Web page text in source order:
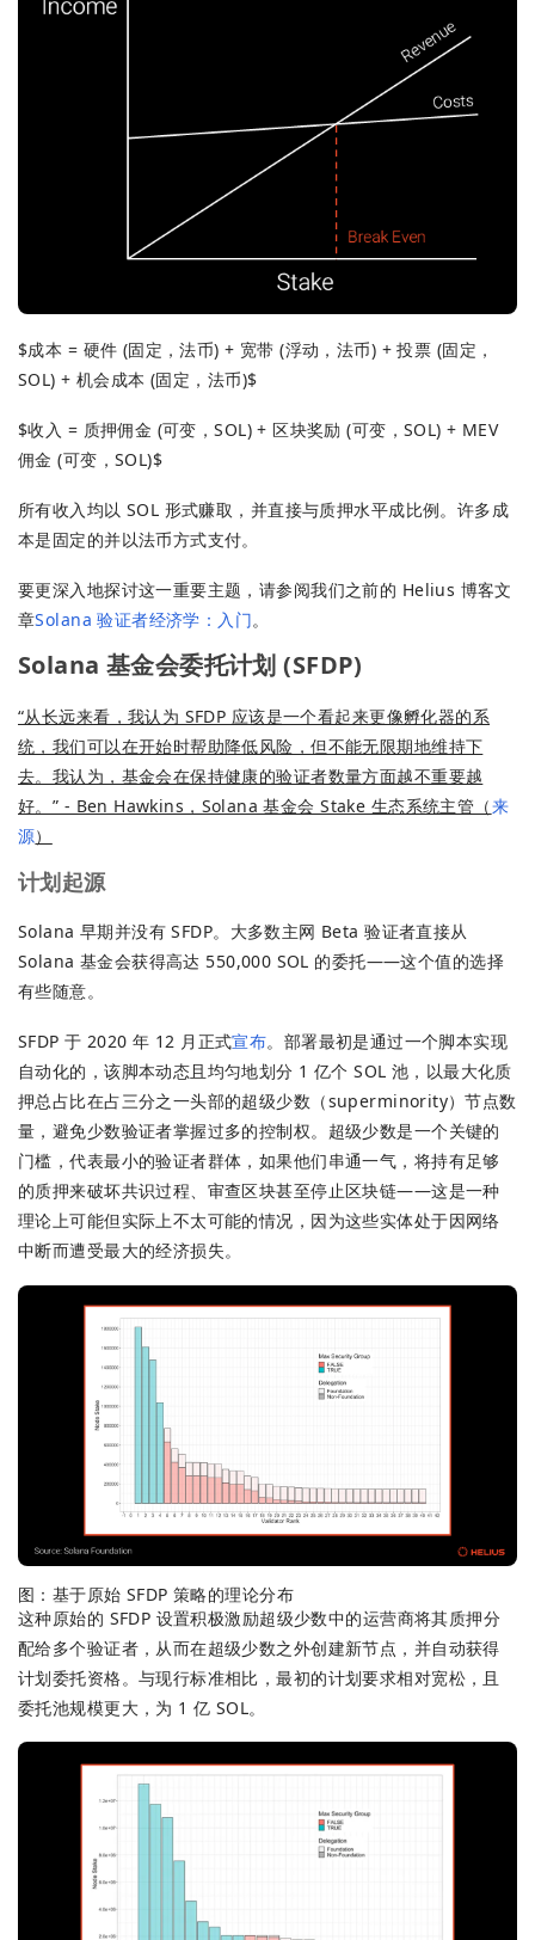
$成本 = 硬件 (固定，法币) + 宽带 (浮动，法币) + 投票 (固定，
SOL) + 机会成本 (固定，法币)$
$收入 = 质押佣金 (可变，SOL) + 区块奖励 (可变，SOL) + MEV
佣金 (可变，SOL)$
所有收入均以 SOL 形式赚取，并直接与质押水平成比例。许多成
本是固定的并以法币方式支付。
要更深入地探讨这一重要主题，请参阅我们之前的 Helius 博客文
章Solana 验证者经济学：入门。
Solana 基金会委托计划 (SFDP)
“从长远来看，我认为 SFDP 应该是一个看起来更像孵化器的系
统，我们可以在开始时帮助降低风险，但不能无限期地维持下
去。我认为，基金会在保持健康的验证者数量方面越不重要越
好。” - Ben Hawkins，Solana 基金会 Stake 生态系统主管（来
源）
计划起源
Solana 早期并没有 SFDP。大多数主网 Beta 验证者直接从
Solana 基金会获得高达 550,000 SOL 的委托——这个值的选择
有些随意。
SFDP 于 2020 年 12 月正式宣布。部署最初是通过一个脚本实现
自动化的，该脚本动态且均匀地划分 1 亿个 SOL 池，以最大化质
押总占比在占三分之一头部的超级少数（superminority）节点数
量，避免少数验证者掌握过多的控制权。超级少数是一个关键的
门槛，代表最小的验证者群体，如果他们串通一气，将持有足够
的质押来破坏共识过程、审查区块甚至停止区块链——这是一种
理论上可能但实际上不太可能的情况，因为这些实体处于因网络
中断而遭受最大的经济损失。
图：基于原始 SFDP 策略的理论分布
这种原始的 SFDP 设置积极激励超级少数中的运营商将其质押分
配给多个验证者，从而在超级少数之外创建新节点，并自动获得
计划委托资格。与现行标准相比，最初的计划要求相对宽松，且
委托池规模更大，为 1 亿 SOL。